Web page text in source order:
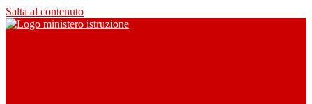
Salta al contenuto